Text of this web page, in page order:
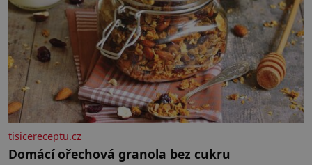
tisicereceptu.cz
Domácí ořechová granola bez cukru